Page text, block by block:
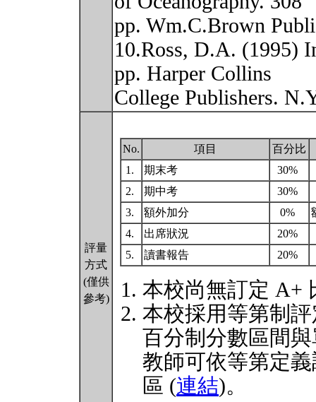
pp. Wm.C.Brown
10.Ross, D.A. (1995)
pp. Harper Collins
College Publishers.
評量
方式
(僅供
參考)
No. 項目
百分比
1.
期末考
30%
2.
期中考
30%
3.
額外加分 0%
4.
出席狀況
20%
5.
讀書報告 20%
本校尚無訂定 A+
本校採用等第制
百分制分數區間
教師可依等第定
區 (連結)。